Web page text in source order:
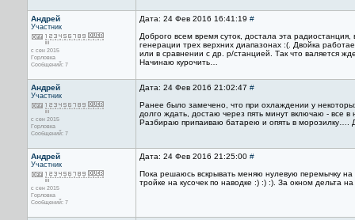
Андрeй
Участник
с сен 2015
Горловка
Сообщений: 7
Дата: 24 Фев 2016 16:41:19 #
Доброго всем время суток, достала эта
генерации трех верхних диапазонах :(. Двойка
или в сравнении с др. р/станцией. Так что валяется
Начинаю курочить…
Андрeй
Участник
с сен 2015
Горловка
Сообщений: 7
Дата: 24 Фев 2016 21:02:47 #
Ранее было замечено, что при охлаждении у
долго ждать, достаю через пять минут включаю - все
Разбираю припаиваю батарею и опять в морозилку….
Андрeй
Участник
с сен 2015
Горловка
Сообщений: 7
Дата: 24 Фев 2016 21:25:00 #
Пока решаюсь вскрывать меняю нулевую перемычку на
тройке на кусочек по наводке :) :) :). За окном дельта